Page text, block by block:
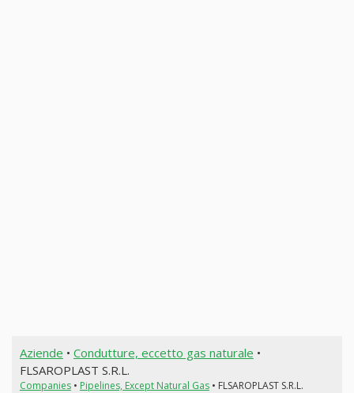
Aziende • Condutture, eccetto gas naturale •
FLSAROPLAST S.R.L.
Companies• Pipelines, Except Natural Gas• FLSAROPLAST S.R.L.